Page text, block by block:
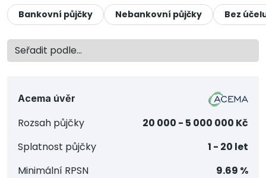
Bankovní půjčky Nebankovní půjčky Bez
Acema úvěr
Rozsah půjčky
20 000 - 5 000 000 Kč
Splatnost půjčky
1 - 20 let
Minimální RPSN
9.69 %